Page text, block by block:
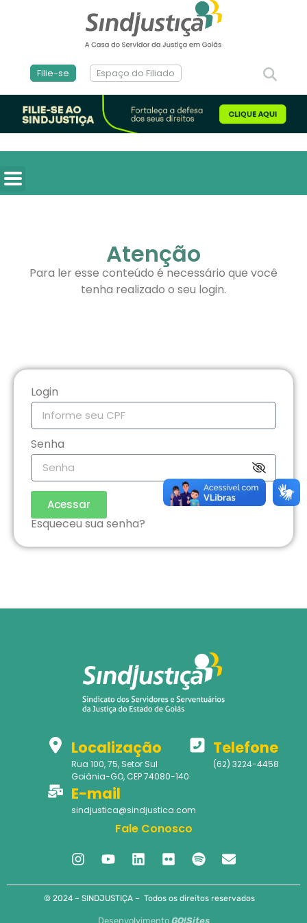
Filie-se Espaço do Filiado
Atenção
Para ler esse conteúdo é necessário que você
tenha realizado o seu login.
Login
Senha
Acessar
Esqueceu sua senha?
Localização
Rua 100, 75, Setor Sul
Goiânia-GO, CEP 74080-140
Telefone
(62) 3224-4458
E-mail
sindjustica@sindjustica.com
Fale Conosco
© 2024 – SINDJUSTIÇA – Todos os direitos reservados
Desenvolvimento GO!Sites